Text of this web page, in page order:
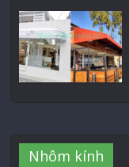
Nhôm kính